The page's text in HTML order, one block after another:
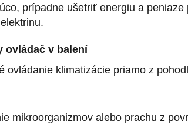
prípadne ušetriť energiu a
ovládač v balení
ovládanie klimatizácie priamo z
mikroorganizmov alebo prachu z